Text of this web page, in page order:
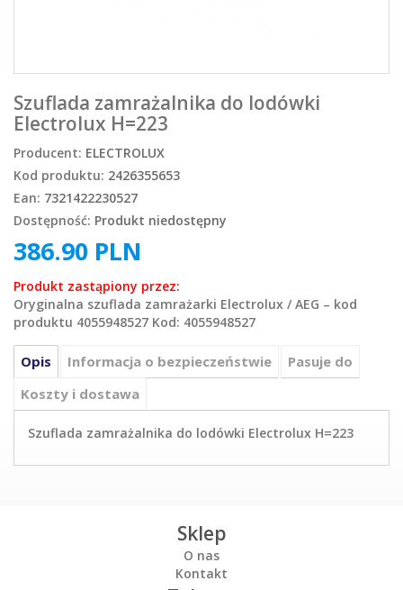
Szuflada zamrażalnika do lodówki
Electrolux H=223
Producent: ELECTROLUX
Kod produktu: 2426355653
Ean: 7321422230527
Dostępność: Produkt niedostępny
386.90 PLN
Produkt zastąpiony przez:
Oryginalna szuflada zamrażarki Electrolux / AEG – kod
produktu 4055948527 Kod: 4055948527
Opis Informacja o bezpieczeństwie
Pasuje do
Koszty i dostawa
Szuflada zamrażalnika do lodówki Electrolux H=223
Sklep
O nas
Kontakt